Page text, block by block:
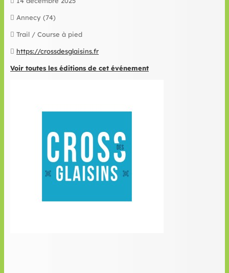
Annecy (74)
Trail / Course à pied
https://crossdesglaisins.fr
Voir toutes les éditions de cet événement